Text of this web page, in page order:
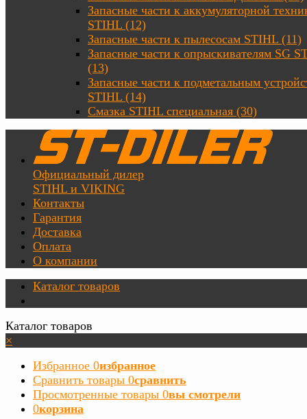
Запасные части к аккумуляторной
STIHL (12)
Запасные части к пылесосам STIHL (11)
Запасные части к опрыскивателям SG
(13)
Запасные части к подметальным
STIHL (14)
Смазка STIHL специальная (30)
Официальный дилер
STIHL и VIKING
Контакты
Гарантия
Доставка
Оплата
О компании
Каталог товаров
Каталог товаров
×
Избранное 0избранное
Сравнить товары 0сравнить
Просмотренные товары 0вы смотрели
0корзина